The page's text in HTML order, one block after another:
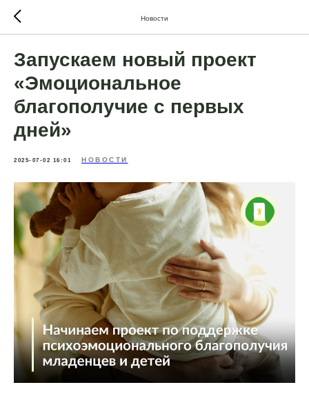
Новости
Запускаем новый проект
«Эмоциональное
благополучие с первых
дней»
2025-07-02 16:01 НОВОСТИ